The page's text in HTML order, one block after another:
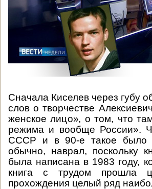
Сначала Киселев через губу
слов о творчестве
женское лицо», о том, что
режима и вообще России».
СССР и в 90-е такое было
обычно, наврал, поскольку
была написана в 1983 году,
книга с трудом прошла
прохождения целый ряд